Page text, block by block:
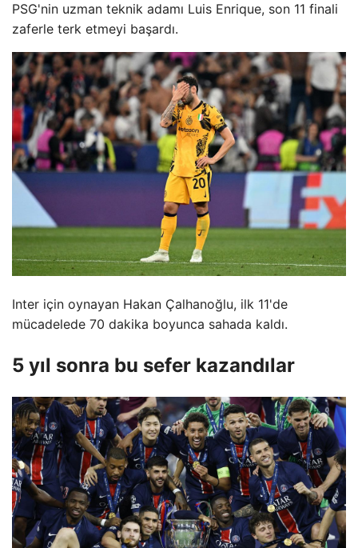
PSG'nin uzman teknik adamı Luis Enrique, son 11 finali
zaferle terk etmeyi başardı.
Inter için oynayan Hakan Çalhanoğlu, ilk 11'de
mücadelede 70 dakika boyunca sahada kaldı.
5 yıl sonra bu sefer kazandılar